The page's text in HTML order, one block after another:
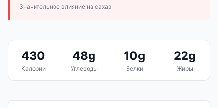
Значительное влияние на сахар
430
Калории
48g
Углеводы
10g
Белки
22g
Жиры